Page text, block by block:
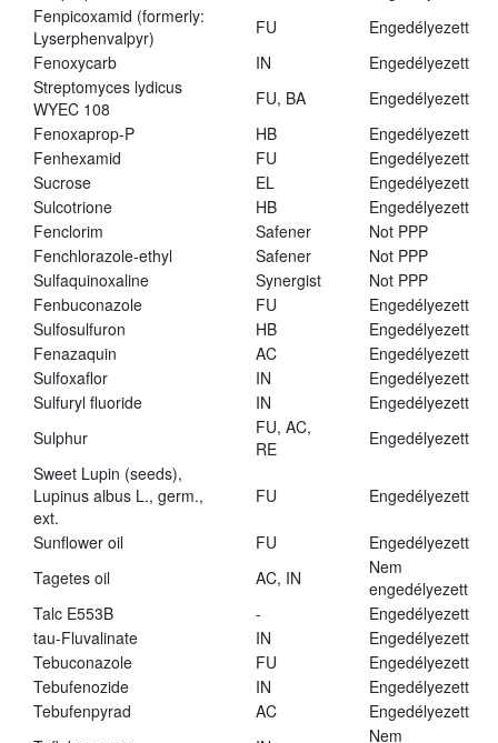
Fenpicoxamid (formerly:
Lyserphenvalpyr)
FU
Engedélyezett
Fenoxycarb
IN
Engedélyezett
Streptomyces lydicus
WYEC 108
FU, BA
Engedélyezett
Fenoxaprop-P
HB
Engedélyezett
Fenhexamid
FU
Engedélyezett
Sucrose
EL
Engedélyezett
Sulcotrione
HB
Engedélyezett
Fenclorim
Safener
Not PPP
Fenchlorazole-ethyl
Safener
Not PPP
Sulfaquinoxaline
Synergist
Not PPP
Fenbuconazole
FU
Engedélyezett
Sulfosulfuron
HB
Engedélyezett
Fenazaquin
AC
Engedélyezett
Sulfoxaflor
IN
Engedélyezett
Sulfuryl fluoride
IN
Engedélyezett
Sulphur
FU, AC,
RE
Engedélyezett
Sweet Lupin (seeds),
Lupinus albus L., germ.,
ext.
FU Engedélyezett
Sunflower oil FU
Engedélyezett
Tagetes oil
AC, IN
Nem
engedélyezett
Talc E553B
-
Engedélyezett
tau-Fluvalinate
IN
Engedélyezett
Tebuconazole
FU
Engedélyezett
Tebufenozide
IN
Engedélyezett
Tebufenpyrad
AC
Engedélyezett
Nem